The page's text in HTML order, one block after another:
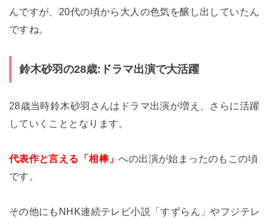
んですが、20代の頃から大人の色気を醸し出していたん
ですね。
鈴木砂羽の28歳:ドラマ出演で大活躍
28歳当時鈴木砂羽さんはドラマ出演が増え、さらに活躍
していくこととなります。
代表作と言える「相棒」への出演が始まったのもこの頃
です。
その他にもNHK連続テレビ小説「すずらん」やフジテレ